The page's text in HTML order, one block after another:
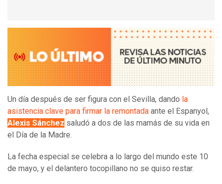
Un día después de ser figura con el Sevilla, dando la
asistencia clave para firmar la remontada ante el Espanyol,
Alexis Sánchez saludó a dos de las mamás de su vida en
el Día de la Madre.
La fecha especial se celebra a lo largo del mundo este 10
de mayo, y el delantero tocopillano no se quiso restar.